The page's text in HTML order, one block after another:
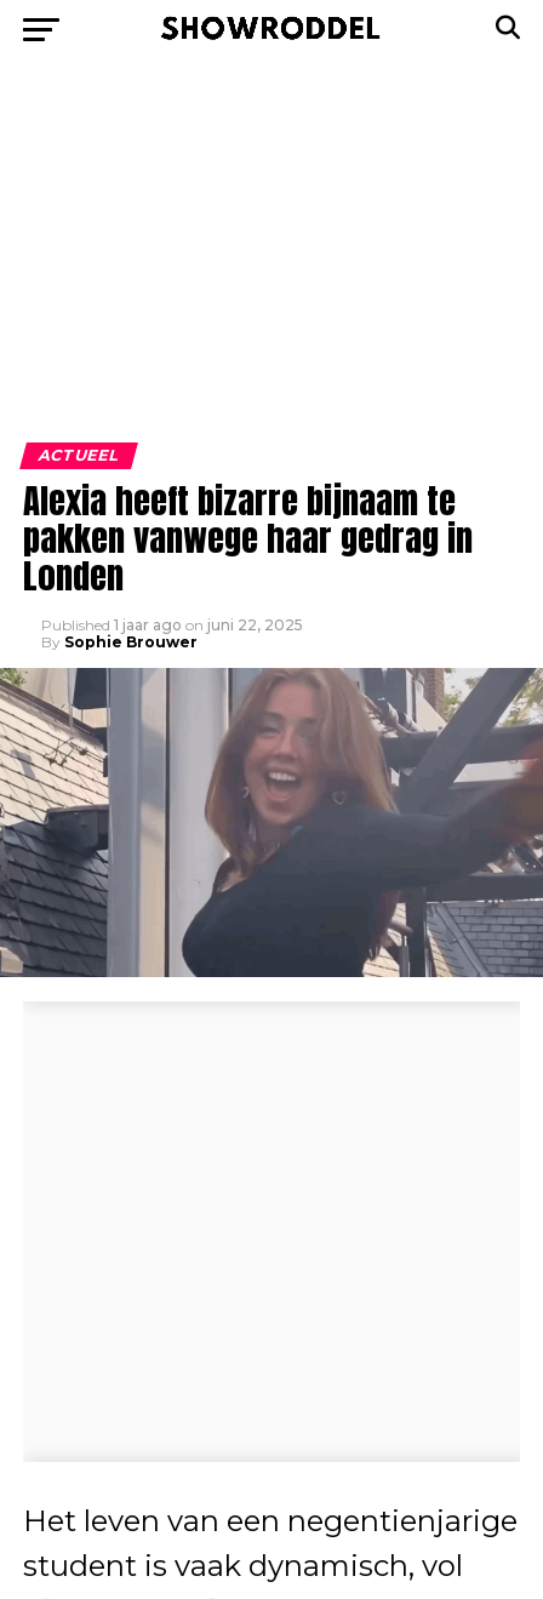
ACTUEEL
Alexia heeft bizarre bijnaam te
pakken vanwege haar gedrag in
Londen
Published 1 jaar ago on juni 22, 2025
By Sophie Brouwer
Het leven van een negentienjarige
student is vaak dynamisch, vol